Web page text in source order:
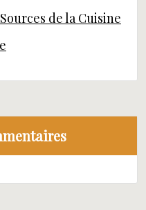
de la Cuisine